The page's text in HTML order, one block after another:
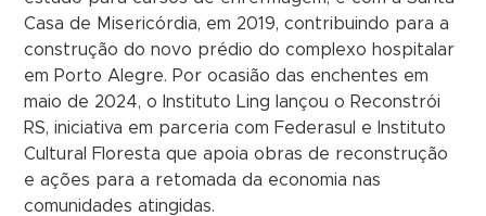
Casa de Misericórdia, em 2019, contribuindo para a
construção do novo prédio do complexo hospitalar
em Porto Alegre. Por ocasião das enchentes em
maio de 2024, o Instituto Ling lançou o Reconstrói
RS, iniciativa em parceria com Federasul e Instituto
Cultural Floresta que apoia obras de reconstrução
e ações para a retomada da economia nas
comunidades atingidas.